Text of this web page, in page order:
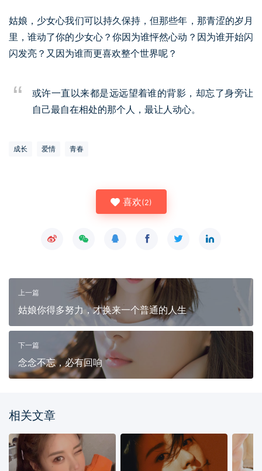
姑娘，少女心我们可以持久保持，但那些年，那青涩的岁月
里，谁动了你的少女心？你因为谁怦然心动？因为谁开始闪
闪发亮？又因为谁而更喜欢整个世界呢？
或许一直以来都是远远望着谁的背影，却忘了身旁让
自己最自在相处的那个人，最让人动心。
成长 爱情 青春
喜欢(2)
上一篇
姑娘你得多努力，才换来一个普通的人生
下一篇
念念不忘，必有回响
相关文章